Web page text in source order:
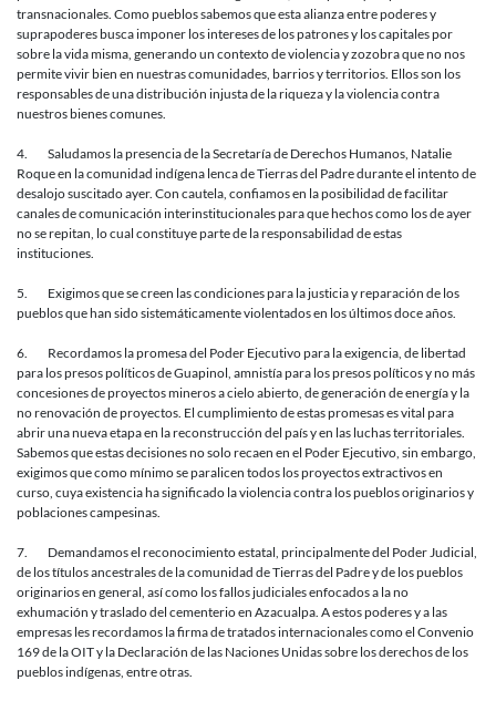
transnacionales. Como pueblos sabemos que esta alianza entre poderes y
suprapoderes busca imponer los intereses de los patrones y los capitales por
sobre la vida misma, generando un contexto de violencia y zozobra que no nos
permite vivir bien en nuestras comunidades, barrios y territorios. Ellos son los
responsables de una distribución injusta de la riqueza y la violencia contra
nuestros bienes comunes.
4. Saludamos la presencia de la Secretaría de Derechos Humanos, Natalie
Roque en la comunidad indígena lenca de Tierras del Padre durante el intento de
desalojo suscitado ayer. Con cautela, confiamos en la posibilidad de facilitar
canales de comunicación interinstitucionales para que hechos como los de ayer
no se repitan, lo cual constituye parte de la responsabilidad de estas
instituciones.
5. Exigimos que se creen las condiciones para la justicia y reparación de los
pueblos que han sido sistemáticamente violentados en los últimos doce años.
6. Recordamos la promesa del Poder Ejecutivo para la exigencia, de libertad
para los presos políticos de Guapinol, amnistía para los presos políticos y no más
concesiones de proyectos mineros a cielo abierto, de generación de energía y la
no renovación de proyectos. El cumplimiento de estas promesas es vital para
abrir una nueva etapa en la reconstrucción del país y en las luchas territoriales.
Sabemos que estas decisiones no solo recaen en el Poder Ejecutivo, sin embargo,
exigimos que como mínimo se paralicen todos los proyectos extractivos en
curso, cuya existencia ha significado la violencia contra los pueblos originarios y
poblaciones campesinas.
7. Demandamos el reconocimiento estatal, principalmente del Poder Judicial,
de los títulos ancestrales de la comunidad de Tierras del Padre y de los pueblos
originarios en general, así como los fallos judiciales enfocados a la no
exhumación y traslado del cementerio en Azacualpa. A estos poderes y a las
empresas les recordamos la firma de tratados internacionales como el Convenio
169 de la OIT y la Declaración de las Naciones Unidas sobre los derechos de los
pueblos indígenas, entre otras.